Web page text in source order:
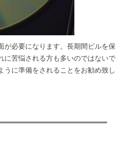
が必要になります。長期間ビルを保
に苦悩される方も多いのではないで
うに準備をされることをお勧め致し